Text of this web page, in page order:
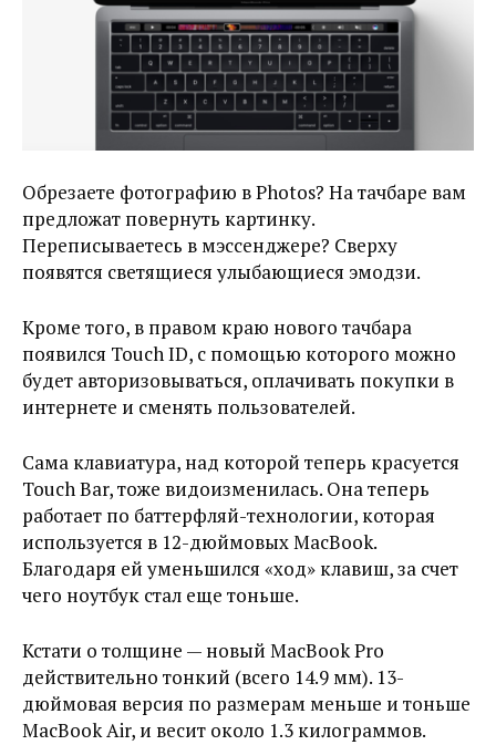
Обрезаете фотографию в Photos? На тачбаре вам
предложат повернуть картинку.
Переписываетесь в мэссенджере? Сверху
появятся светящиеся улыбающиеся эмодзи.
Кроме того, в правом краю нового тачбара
появился Touch ID, с помощью которого можно
будет авторизовываться, оплачивать покупки в
интернете и сменять пользователей.
Сама клавиатура, над которой теперь красуется
Touch Bar, тоже видоизменилась. Она теперь
работает по баттерфляй-технологии, которая
используется в 12-дюймовых MacBook.
Благодаря ей уменьшился «ход» клавиш, за счет
чего ноутбук стал еще тоньше.
Кстати о толщине — новый MacBook Pro
действительно тонкий (всего 14.9 мм). 13-
дюймовая версия по размерам меньше и тоньше
MacBook Air, и весит около 1.3 килограммов.